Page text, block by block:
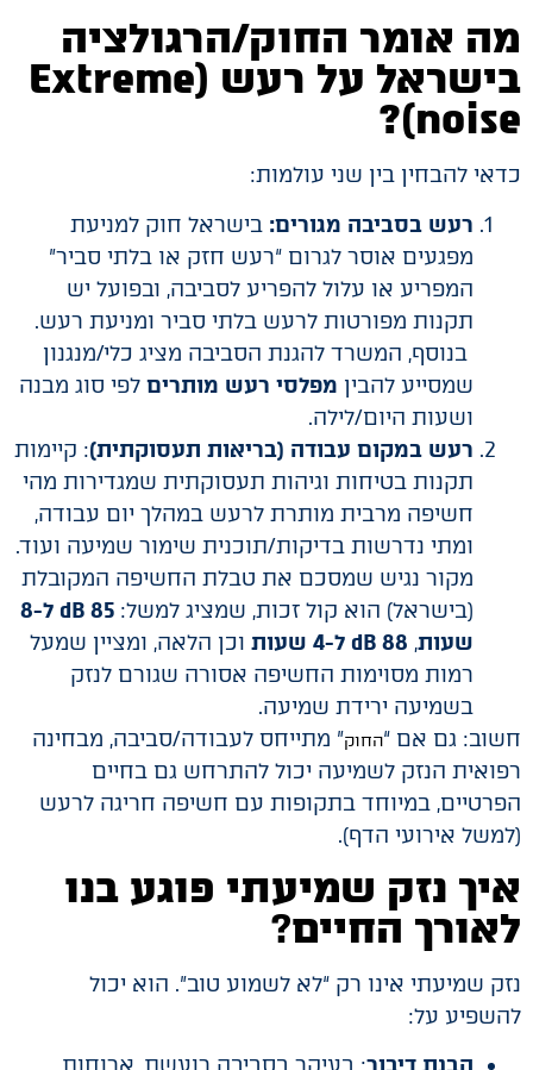
מה אומר החוק/הרגולציה
בישראל על רעש (Extreme
noise)?
כדאי להבחין בין שני עולמות:
רעש בסביבה מגורים: בישראל חוק למניעת
מפגעים אוסר לגרום “רעש חזק או בלתי סביר”
המפריע או עלול להפריע לסביבה, ובפועל יש
תקנות מפורטות לרעש בלתי סביר ומניעת רעש.
בנוסף, המשרד להגנת הסביבה מציג כלי/מנגנון
שמסייע להבין מפלסי רעש מותרים לפי סוג מבנה
ושעות היום/לילה.
רעש במקום עבודה (בריאות תעסוקתית): קיימות
תקנות בטיחות וגיהות תעסוקתית שמגדירות מהי
חשיפה מרבית מותרת לרעש במהלך יום עבודה,
ומתי נדרשות בדיקות/תוכנית שימור שמיעה ועוד.
מקור נגיש שמסכם את טבלת החשיפה המקובלת
(בישראל) הוא קול זכות, שמציג למשל:
85 dB ל-8
שעות, 88 dB ל-4 שעות
וכן הלאה, ומציין שמעל
רמות מסוימות החשיפה אסורה שגורם לנזק
בשמיעה ירידת שמיעה.
חשוב: גם אם “החוק” מתייחס לעבודה/סביבה, מבחינה
רפואית הנזק לשמיעה יכול להתרחש גם בחיים
הפרטיים, במיוחד בתקופות עם חשיפה חריגה לרעש
(למשל אירועי הדף).
איך נזק שמיעתי פוגע בנו
לאורך החיים?
נזק שמיעתי אינו רק “לא לשמוע טוב”. הוא יכול
להשפיע על: